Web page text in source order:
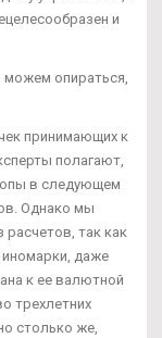
и
можем опираться,
принимающих к
полагают,
в следующем
Однако мы
так как
иномарки, даже
к ее валютной
трехлетних
столько же,